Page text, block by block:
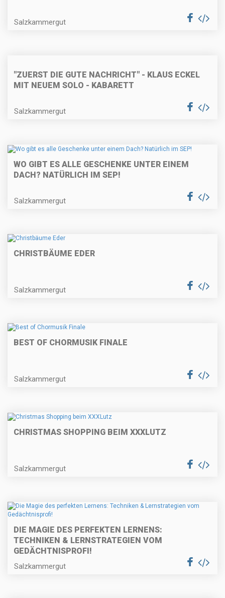
Salzkammergut
"ZUERST DIE GUTE NACHRICHT" - KLAUS ECKEL
MIT NEUEM SOLO - KABARETT
Salzkammergut
WO GIBT ES ALLE GESCHENKE UNTER EINEM
DACH? NATÜRLICH IM SEP!
Salzkammergut
CHRISTBÄUME EDER
Salzkammergut
BEST OF CHORMUSIK FINALE
Salzkammergut
CHRISTMAS SHOPPING BEIM XXXLUTZ
Salzkammergut
DIE MAGIE DES PERFEKTEN LERNENS:
TECHNIKEN & LERNSTRATEGIEN VOM
GEDÄCHTNISPROFI!
Salzkammergut